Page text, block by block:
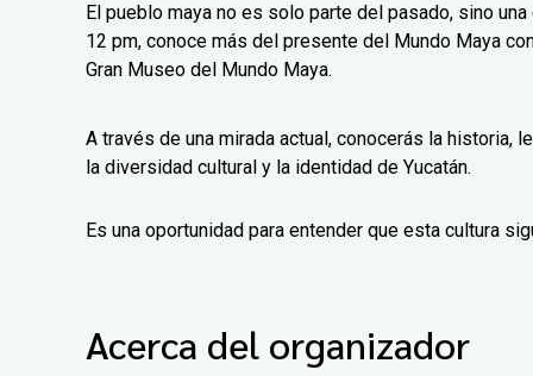
El pueblo maya no es solo parte del pasado, sino
12 pm, conoce más del presente del Mundo Maya
Gran Museo del Mundo Maya.
A través de una mirada actual, conocerás la historia,
la diversidad cultural y la identidad de Yucatán.
Es una oportunidad para entender que esta cultura
Acerca del organizador